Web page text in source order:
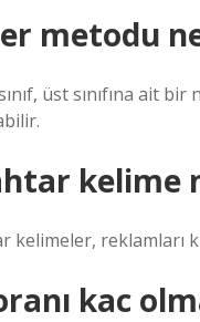
metodu
üst sınıfına ait
kelime
kelimeler, reklamları
kac